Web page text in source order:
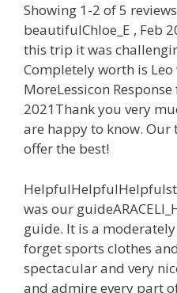
Showing 1-2 of 5
beautifulChloe_E , Feb
this trip it was
Completely worth is
MoreLessicon
2021Thank you very
are happy to know. Our
offer the best!
was our
guide. It is a
forget sports clothes
spectacular and very
and admire every part